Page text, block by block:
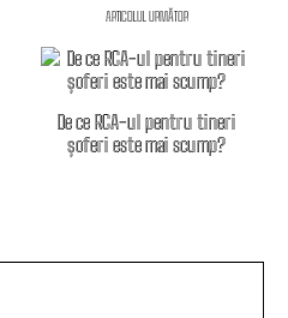
ARTICOLUL URMĂTOR
De ce RCA-ul pentru tineri
șoferi este mai scump?